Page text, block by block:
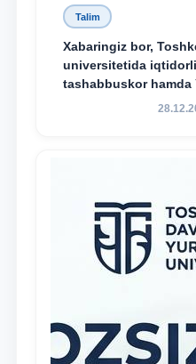
Talim
Xabaringiz bor,
universitetida
tashabbuskor
faoliyatida o‘z bilim